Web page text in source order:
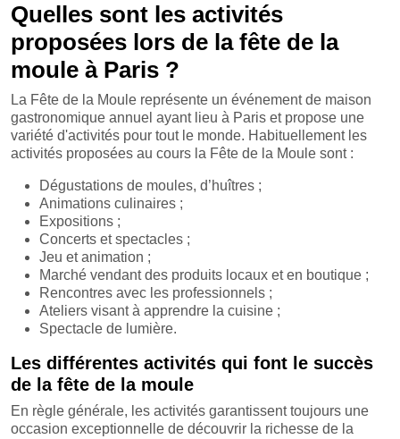
Quelles sont les activités
proposées lors de la fête de la
moule à Paris ?
La Fête de la Moule représente un événement de maison
gastronomique annuel ayant lieu à Paris et propose une
variété d'activités pour tout le monde. Habituellement les
activités proposées au cours la Fête de la Moule sont :
Dégustations de moules, d’huîtres ;
Animations culinaires ;
Expositions ;
Concerts et spectacles ;
Jeu et animation ;
Marché vendant des produits locaux et en boutique ;
Rencontres avec les professionnels ;
Ateliers visant à apprendre la cuisine ;
Spectacle de lumière.
Les différentes activités qui font le succès
de la fête de la moule
En règle générale, les activités garantissent toujours une
occasion exceptionnelle de découvrir la richesse de la